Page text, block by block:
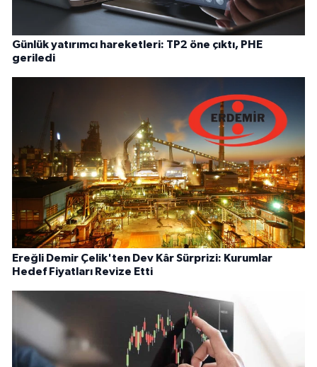
Günlük yatırımcı hareketleri: TP2 öne çıktı, PHE
geriledi
Ereğli Demir Çelik'ten Dev Kâr Sürprizi: Kurumlar
Hedef Fiyatları Revize Etti